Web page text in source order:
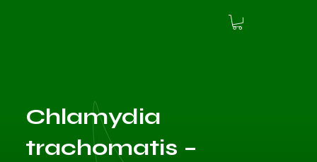
Chlamydia
trachomatis –